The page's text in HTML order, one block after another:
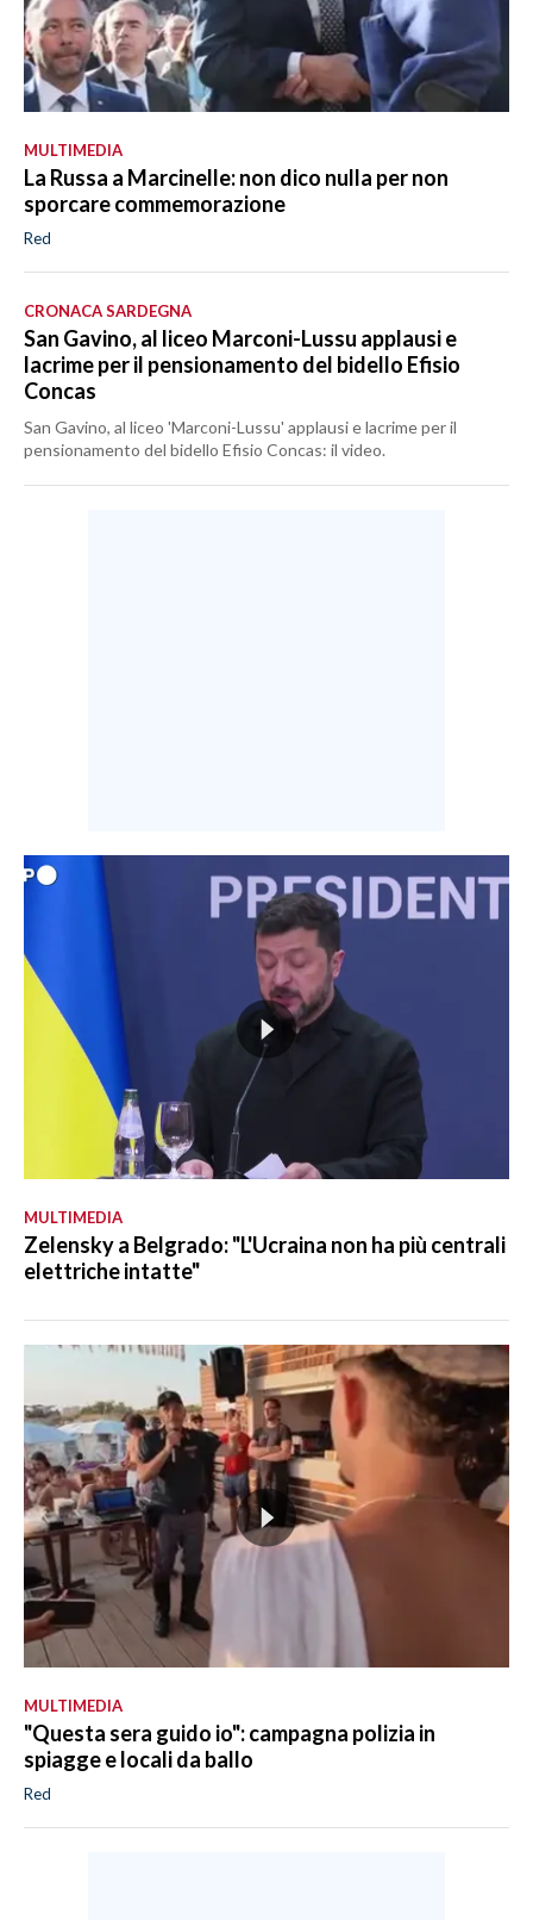
MULTIMEDIA
La Russa a Marcinelle: non dico nulla per non
sporcare commemorazione
Red
CRONACA SARDEGNA
San Gavino, al liceo Marconi-Lussu applausi e
lacrime per il pensionamento del bidello Efisio
Concas
San Gavino, al liceo 'Marconi-Lussu' applausi e lacrime per il
pensionamento del bidello Efisio Concas: il video.
MULTIMEDIA
Zelensky a Belgrado: "L'Ucraina non ha più centrali
elettriche intatte"
MULTIMEDIA
"Questa sera guido io": campagna polizia in
spiagge e locali da ballo
Red